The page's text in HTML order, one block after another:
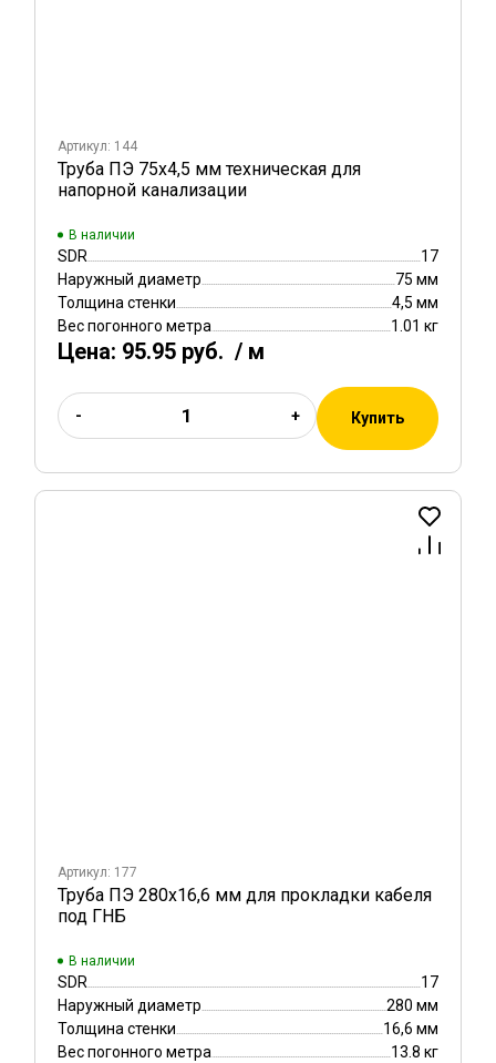
Артикул: 144
Труба ПЭ 75х4,5 мм техническая для
напорной канализации
В наличии
SDR
17
Наружный диаметр
75 мм
Толщина стенки
4,5 мм
Вес погонного метра
1.01 кг
Цена: 95.95 руб. / м
- + Купить
Артикул: 177
Труба ПЭ 280x16,6 мм для прокладки кабеля
под ГНБ
В наличии
SDR
17
Наружный диаметр
280 мм
Толщина стенки
16,6 мм
Вес погонного метра
13.8 кг